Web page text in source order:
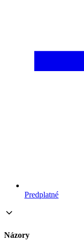
Predplatné
Názory